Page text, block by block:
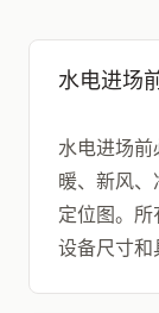
水电进场
水电进场前
暖、新风
定位图。
设备尺寸和